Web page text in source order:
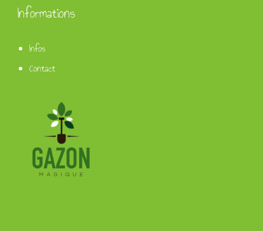
Informations
Infos
Contact